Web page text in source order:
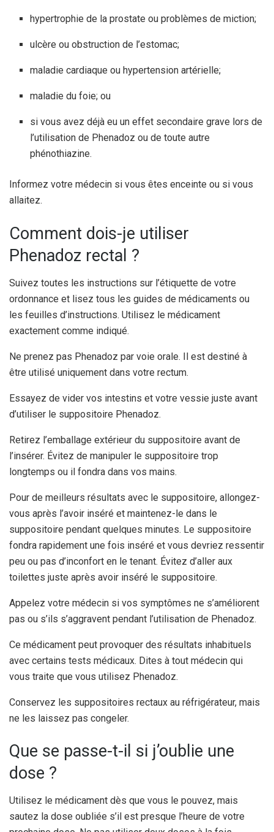
hypertrophie de la prostate ou problèmes de miction;
ulcère ou obstruction de l’estomac;
maladie cardiaque ou hypertension artérielle;
maladie du foie; ou
si vous avez déjà eu un effet secondaire grave lors de
l’utilisation de Phenadoz ou de toute autre
phénothiazine.
Informez votre médecin si vous êtes enceinte ou si vous
allaitez.
Comment dois-je utiliser
Phenadoz rectal ?
Suivez toutes les instructions sur l’étiquette de votre
ordonnance et lisez tous les guides de médicaments ou
les feuilles d’instructions. Utilisez le médicament
exactement comme indiqué.
Ne prenez pas Phenadoz par voie orale. Il est destiné à
être utilisé uniquement dans votre rectum.
Essayez de vider vos intestins et votre vessie juste avant
d’utiliser le suppositoire Phenadoz.
Retirez l’emballage extérieur du suppositoire avant de
l’insérer. Évitez de manipuler le suppositoire trop
longtemps ou il fondra dans vos mains.
Pour de meilleurs résultats avec le suppositoire, allongez-
vous après l’avoir inséré et maintenez-le dans le
suppositoire pendant quelques minutes. Le suppositoire
fondra rapidement une fois inséré et vous devriez ressentir
peu ou pas d’inconfort en le tenant. Évitez d’aller aux
toilettes juste après avoir inséré le suppositoire.
Appelez votre médecin si vos symptômes ne s’améliorent
pas ou s’ils s’aggravent pendant l’utilisation de Phenadoz.
Ce médicament peut provoquer des résultats inhabituels
avec certains tests médicaux. Dites à tout médecin qui
vous traite que vous utilisez Phenadoz.
Conservez les suppositoires rectaux au réfrigérateur, mais
ne les laissez pas congeler.
Que se passe-t-il si j’oublie une
dose ?
Utilisez le médicament dès que vous le pouvez, mais
sautez la dose oubliée s’il est presque l’heure de votre